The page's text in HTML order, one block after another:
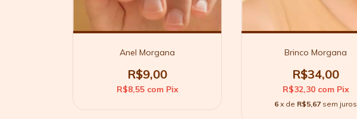
Anel Morgana
R$9,00
R$8,55 com Pix
Brinco Morgana
R$34,00
R$32,30 com Pix
6 x de R$5,67 sem juros